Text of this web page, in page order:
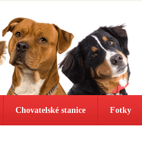
Chovatelské stanice Fotky